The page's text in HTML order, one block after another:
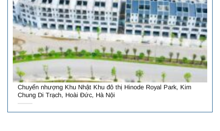
Chuyển nhượng Khu Nhật Khu đô thị Hinode Royal Park, Kim
Chung Di Trạch, Hoài Đức, Hà Nội